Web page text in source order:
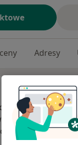
Adresy
potrzeb oraz